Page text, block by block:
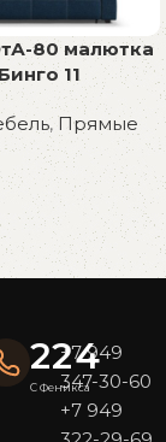
80 малютка
11
, Прямые
224
С Феникса
+7 949
347-30-60
+7 949